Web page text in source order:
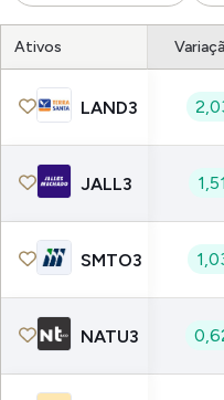
Ativos
LAND3
JALL3
SMTO3
NATU3